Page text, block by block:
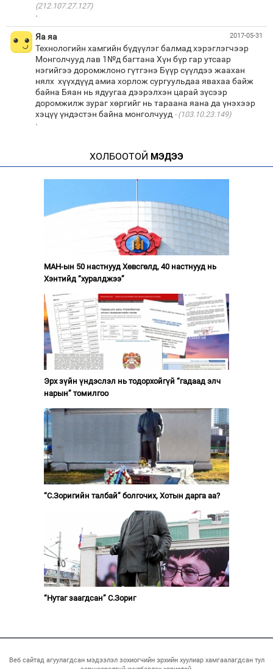
(212.107.27.127)
·
2017-05-31
Яа яа
Технологийн хамгийн бүдүүлэг балмад хэрэглэгчээр
Монголчууд лав 1№д багтана Хүн бүр гар утсаар
нэгийгээ доромжлоно гүтгэнэ Бүүр сүүлдээ жаахан
нялх хүүхдүүд амиа хорлож сургуульдаа явахаа байж
байна Бяан нь ядуугаа дээрэлхэн царай зүсээр
доромжилж зураг хөргийг нь тараана яана да үнэхээр
хэцүү үндэстэн байна монголчууд
(103.10.23.149)
·
ХОЛБООТОЙ МЭДЭЭ
МАН-ын 50 настнууд Хөвсгөлд, 40 настнууд нь
Хэнтийд “хуралджээ”
Эрх зүйн үндэслэл нь тодорхойгүй “гадаад элч
нарын” томилгоо
“С.Зоригийн талбай” болгочих, Хотын дарга аа?
“Нутаг заагдсан” С.Зориг
Веб сайтад агуулагдсан мэдээлэл зохиогчийн эрхийн хуулиар хамгаалагдсан тул